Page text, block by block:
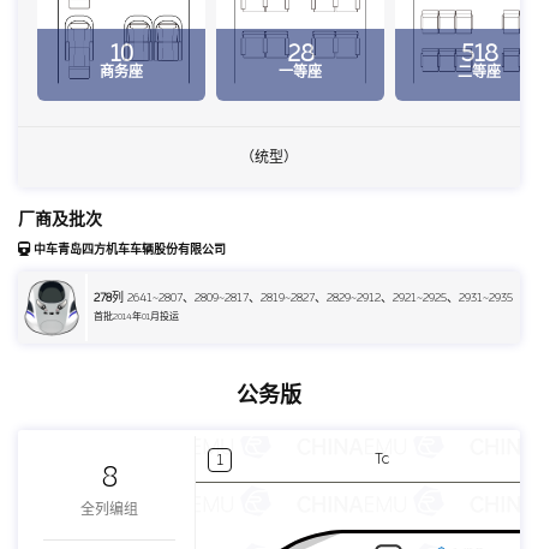
10
商务座
28
一等座
518
二等座
（统型）
厂商及批次
中车青岛四方机车车辆股份有限公司
278列 2641~2807、2809~2817、2819~2827、2829~2912、2921~2925、2931~2935
首批2014年01月投运
公务版
8
全列编组
1 Tc